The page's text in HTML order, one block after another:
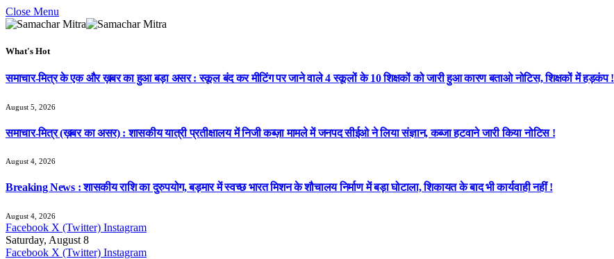
Close Menu
What's Hot
समाचार-मित्र के एक और ख़बर का हुआ बड़ा असर : स्कूल बंद कर मीटिंग पर जाने वाले 4 स्कूलों के 10 शिक्षकों को जारी हुआ कारण बताओ नोटिस, शिक्षकों में हड़कंप !
August 5, 2026
समाचार-मित्र (ख़बर का असर) : शासकीय यात्री प्रतीक्षालय में निजी कब्ज़ा मामले में जनपद सीईओ ने लिया संज्ञान, कब्जा हटवाने जारी किया नोटिस !
August 4, 2026
Breaking News : शासकीय राशि का दुरुपयोग, बड़मार में स्वच्छ भारत मिशन के शौचालय निर्माण में बड़ा घोटाला, शिकायत के बाद भी कार्यवाही नहीं !
August 4, 2026
Facebook X (Twitter) Instagram
Saturday, August 8
Facebook X (Twitter) Instagram